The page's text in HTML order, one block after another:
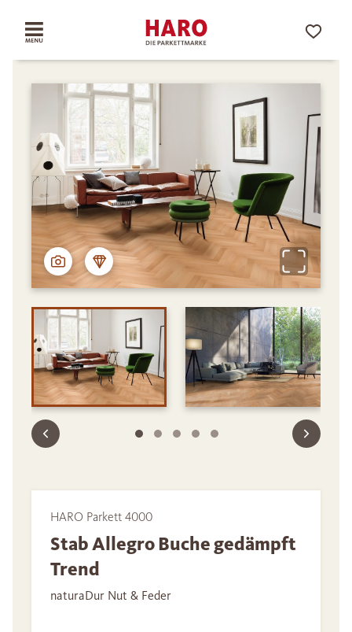
HARO Parkett 4000
Stab Allegro Buche gedämpft
Trend
naturaDur Nut & Feder